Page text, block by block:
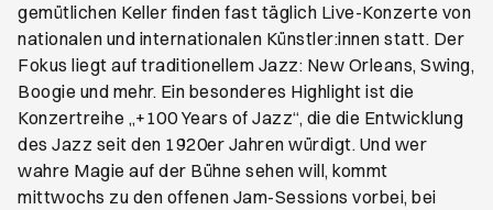
gemütlichen Keller finden fast täglich Live-Konzerte von
nationalen und internationalen Künstler:innen statt. Der
Fokus liegt auf traditionellem Jazz: New Orleans, Swing,
Boogie und mehr. Ein besonderes Highlight ist die
Konzertreihe „+100 Years of Jazz“, die die Entwicklung
des Jazz seit den 1920er Jahren würdigt. Und wer
wahre Magie auf der Bühne sehen will, kommt
mittwochs zu den offenen Jam-Sessions vorbei, bei